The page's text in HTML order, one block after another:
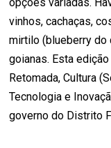
vinhos, cachaças,
mirtilo (blueberry do
goianas. Esta
Retomada, Cultura
Tecnologia e
governo do Distrito